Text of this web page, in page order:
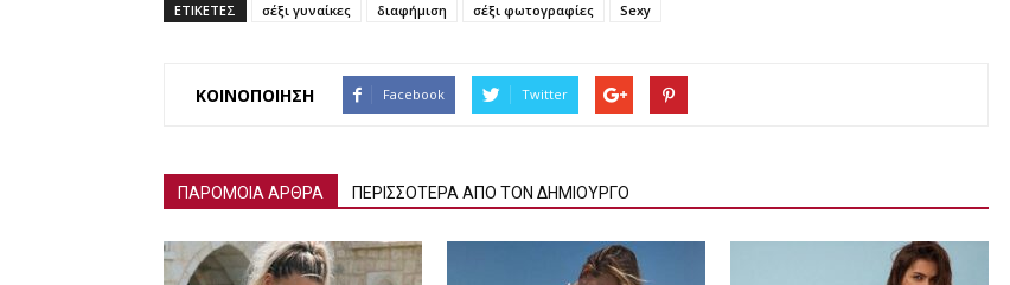
ΕΤΙΚΕΤΕΣ σέξι γυναίκες διαφήμιση σέξι φωτογραφίες Sexy
ΚΟΙΝΟΠΟΙΗΣΗ Facebook Twitter
ΠΑΡΟΜΟΙΑ ΑΡΘΡΑ ΠΕΡΙΣΣΟΤΕΡΑ ΑΠΟ ΤΟΝ ΔΗΜΙΟΥΡΓΟ